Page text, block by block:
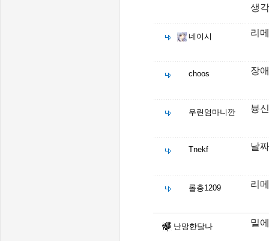
생
네이시 리
choos 장
우린엄마니깐 븅
Tnekf 날
롤충1209 리
난망한닼나 밑